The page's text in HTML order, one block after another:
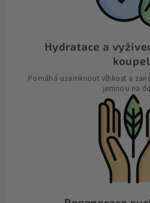
Hydratace a
Pomáhá uzamknout vlhkost a
jemnou na